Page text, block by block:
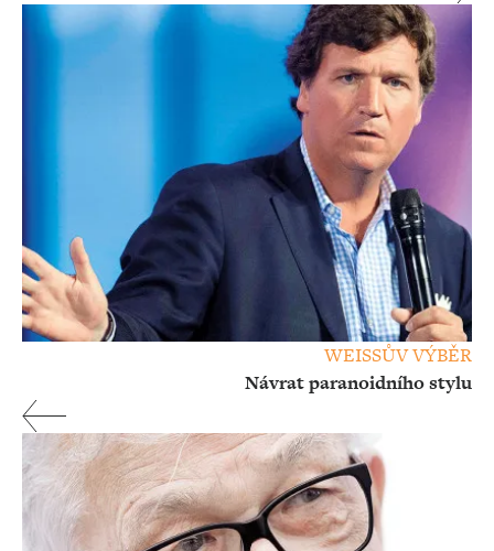
WEISSŮV VÝBĚR
Návrat paranoidního stylu